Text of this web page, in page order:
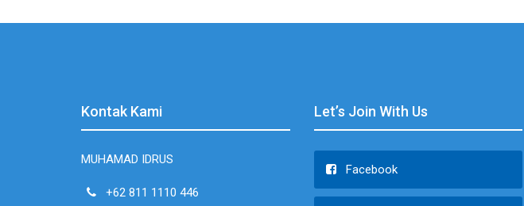
Kontak Kami
MUHAMAD IDRUS
+62 811 1110 446
Let’s Join With Us
Facebook